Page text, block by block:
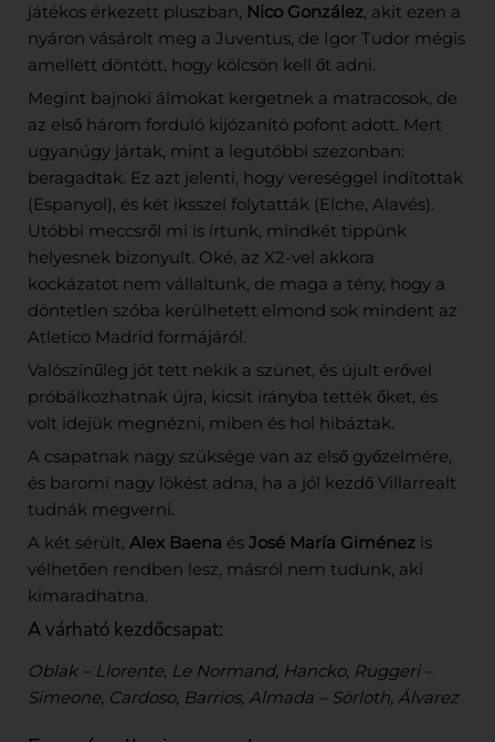
játékos érkezett pluszban, Nico González, akit ezen a
nyáron vásárolt meg a Juventus, de Igor Tudor mégis
amellett döntött, hogy kölcsön kell őt adni.
Megint bajnoki álmokat kergetnek a matracosok, de
az első három forduló kijózanító pofont adott. Mert
ugyanúgy jártak, mint a legutóbbi szezonban:
beragadtak. Ez azt jelenti, hogy vereséggel indítottak
(Espanyol), és két iksszel folytatták (Elche, Alavés).
Utóbbi meccsről mi is írtunk, mindkét tippünk
helyesnek bizonyult. Oké, az X2-vel akkora
kockázatot nem vállaltunk, de maga a tény, hogy a
döntetlen szóba kerülhetett elmond sok mindent az
Atletico Madrid formájáról.
Valószínűleg jót tett nekik a szünet, és újult erővel
próbálkozhatnak újra, kicsit irányba tették őket, és
volt idejük megnézni, miben és hol hibáztak.
A csapatnak nagy szüksége van az első győzelmére,
és baromi nagy lökést adna, ha a jól kezdő Villarrealt
tudnák megverni.
A két sérült, Alex Baena és José María Giménez is
vélhetően rendben lesz, másról nem tudunk, aki
kimaradhatna.
A várható kezdőcsapat:
Oblak – Llorente, Le Normand, Hancko, Ruggeri –
Simeone, Cardoso, Barrios, Almada – Sörloth, Álvarez